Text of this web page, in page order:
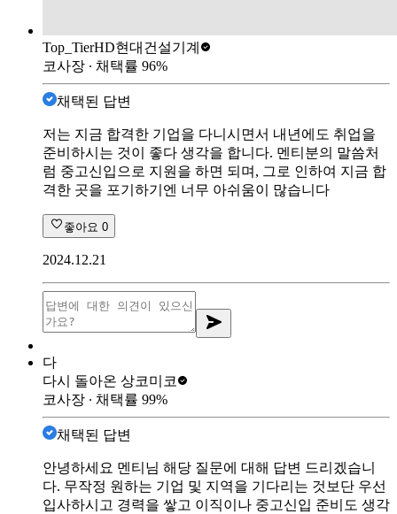
Top_TierHD현대건설기계
코사장 ∙ 채택률 96%
채택된 답변
저는 지금 합격한 기업을 다니시면서 내년에도 취업을
준비하시는 것이 좋다 생각을 합니다. 멘티분의 말씀처
럼 중고신입으로 지원을 하면 되며, 그로 인하여 지금 합
격한 곳을 포기하기엔 너무 아쉬움이 많습니다
좋아요 0
2024.12.21
다
다시 돌아온 상코미코
코사장 ∙ 채택률 99%
채택된 답변
안녕하세요 멘티님 해당 질문에 대해 답변 드리겠습니
다. 무작정 원하는 기업 및 지역을 기다리는 것보단 우선
입사하시고 경력을 쌓고 이직이나 중고신입 준비도 생각